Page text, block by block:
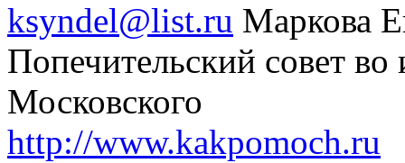
ksyndel@list.ru Маркова
Попечительский совет
Московского
http://www.kakpomoch.ru